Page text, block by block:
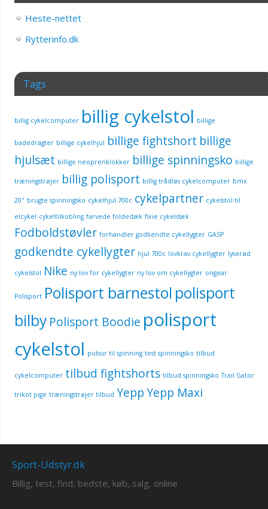
Heste-nettet
Rytterinfo.dk
Tags
billig cykelcomputer billig cykelstol billige
badedragter billige cykelhjul billige fightshort billige
hjulsæt billige neoprenklokker billige spinningsko billige
træningstrøjer billig polisport billig trådløs cykelcomputer bmx
20" brugte spinningsko cykelhjul 700c cykelpartner cykelstol til
elcykel cykeltilkobling farvede foldedæk fixie cykeldæk
Fodboldstøvler forhandler godkendte cykellygter GASP
godkendte cykellygter hjul 700c lovkrav cykellygter lyserød
cykelstol Nike ny lov for cykellygter ny lov om cykellygter ongear
Polisport Polisport barnestol polisport
bilby Polisport Boodie polisport
cykelstol pulsur til spinning test spinningsko tilbud
cykelcomputer tilbud fightshorts tilbud spinningsko Trail Gator
trikot pige træningstrøjer tilbud YeppYepp Maxi
Sport-Udstyr.dk
Billig, test, find, bedste, køb, salg, online